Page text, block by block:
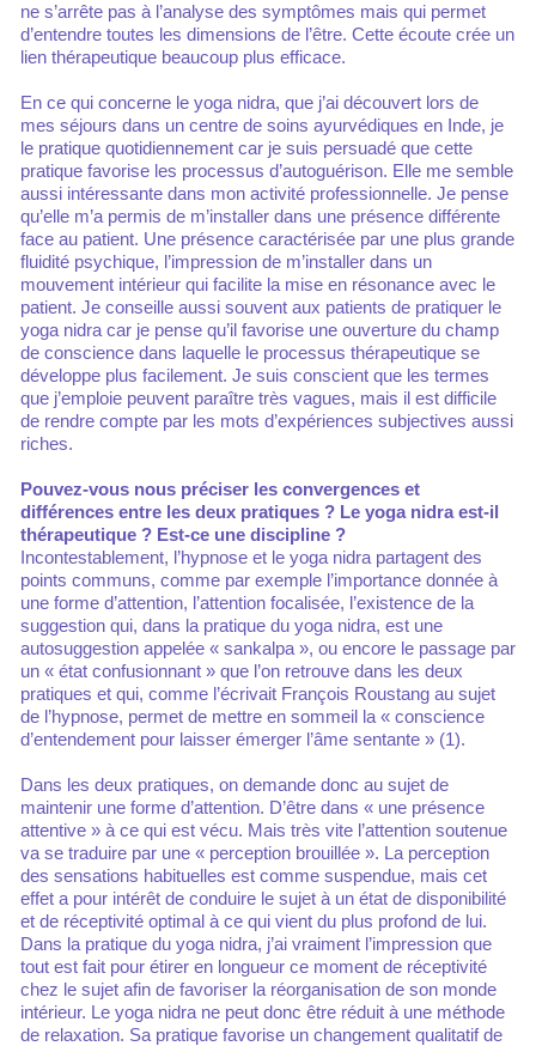
ne s’arrête pas à l’analyse des symptômes mais qui permet
d’entendre toutes les dimensions de l’être. Cette écoute crée un
lien thérapeutique beaucoup plus efficace.
En ce qui concerne le yoga nidra, que j’ai découvert lors de
mes séjours dans un centre de soins ayurvédiques en Inde, je
le pratique quotidiennement car je suis persuadé que cette
pratique favorise les processus d’autoguérison. Elle me semble
aussi intéressante dans mon activité professionnelle. Je pense
qu’elle m’a permis de m’installer dans une présence différente
face au patient. Une présence caractérisée par une plus grande
fluidité psychique, l’impression de m’installer dans un
mouvement intérieur qui facilite la mise en résonance avec le
patient. Je conseille aussi souvent aux patients de pratiquer le
yoga nidra car je pense qu’il favorise une ouverture du champ
de conscience dans laquelle le processus thérapeutique se
développe plus facilement. Je suis conscient que les termes
que j’emploie peuvent paraître très vagues, mais il est difficile
de rendre compte par les mots d’expériences subjectives aussi
riches.
Pouvez-vous nous préciser les convergences et
différences entre les deux pratiques ? Le yoga nidra est-il
thérapeutique ? Est-ce une discipline ?
Incontestablement, l’hypnose et le yoga nidra partagent des
points communs, comme par exemple l’importance donnée à
une forme d’attention, l’attention focalisée, l’existence de la
suggestion qui, dans la pratique du yoga nidra, est une
autosuggestion appelée « sankalpa », ou encore le passage par
un « état confusionnant » que l’on retrouve dans les deux
pratiques et qui, comme l’écrivait François Roustang au sujet
de l’hypnose, permet de mettre en sommeil la « conscience
d’entendement pour laisser émerger l’âme sentante » (1).
Dans les deux pratiques, on demande donc au sujet de
maintenir une forme d’attention. D’être dans « une présence
attentive » à ce qui est vécu. Mais très vite l’attention soutenue
va se traduire par une « perception brouillée ». La perception
des sensations habituelles est comme suspendue, mais cet
effet a pour intérêt de conduire le sujet à un état de disponibilité
et de réceptivité optimal à ce qui vient du plus profond de lui.
Dans la pratique du yoga nidra, j’ai vraiment l’impression que
tout est fait pour étirer en longueur ce moment de réceptivité
chez le sujet afin de favoriser la réorganisation de son monde
intérieur. Le yoga nidra ne peut donc être réduit à une méthode
de relaxation. Sa pratique favorise un changement qualitatif de